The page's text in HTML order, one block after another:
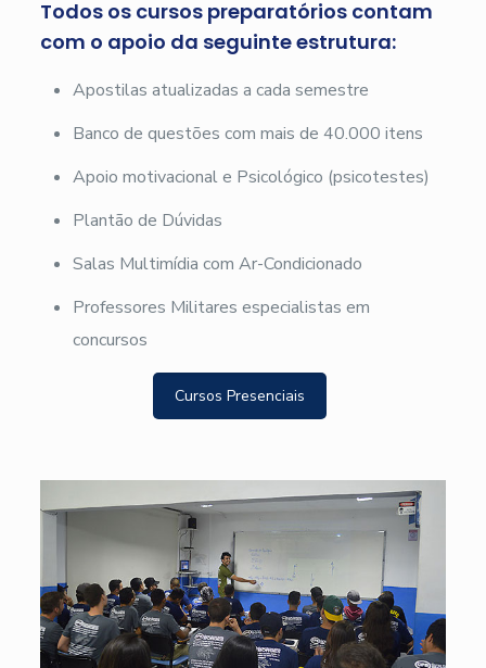
Todos os cursos preparatórios contam
com o apoio da seguinte estrutura:
Apostilas atualizadas a cada semestre
Banco de questões com mais de 40.000 itens
Apoio motivacional e Psicológico (psicotestes)
Plantão de Dúvidas
Salas Multimídia com Ar-Condicionado
Professores Militares especialistas em
concursos
Cursos Presenciais